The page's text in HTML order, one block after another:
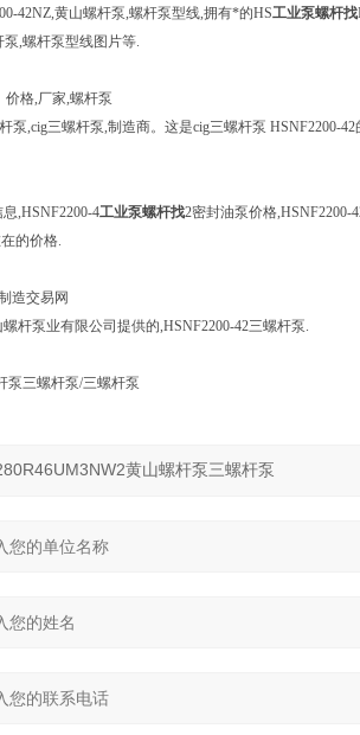
42NZ,黄山螺杆泵,螺杆泵型线,拥有*的HS工业泵螺杆找
泵,螺杆泵型线图片等.
价格,厂家,螺杆泵
泵,cig三螺杆泵,制造商。这是cig三螺杆泵 HSNF2200-
,HSNF2200-4工业泵螺杆找2密封油泵价格,HSNF2200-
的价格.
造交易网
杆泵业有限公司提供的,HSNF2200-42三螺杆泵.
泵三螺杆泵/三螺杆泵